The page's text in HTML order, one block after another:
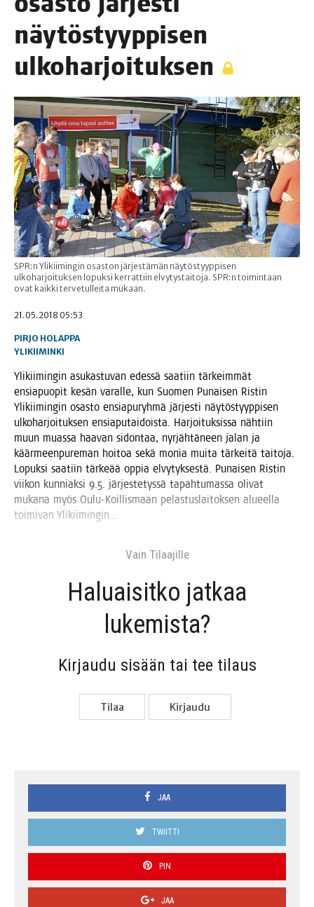
näy­tös­tyyp­pi­sen
ulkoharjoituksen
SPR:n Ylikiimingin osaston järjestämän näytöstyyppisen
ulkoharjoituksen lopuksi kerrattiin elvytystaitoja. SPR:n toimintaan
ovat kaikki tervetulleita mukaan.
21.05.2018 05:53
PIRJO HOLAPPA
YLIKIIMINKI
Yli­kii­min­gin asu­kas­tu­van edes­sä saa­tiin tär­keim­mät
ensia­puo­pit kesän varal­le, kun Suo­men Punai­sen Ris­tin
Yli­kii­min­gin osas­to ensia­pu­ryh­mä jär­jes­ti näy­tös­tyyp­pi­sen
ulko­har­joi­tuk­sen ensia­pu­tai­dois­ta. Har­joi­tuk­sis­sa näh­tiin
muun muas­sa haa­van sidon­taa, nyr­jäh­tä­neen jalan ja
käär­meen­pu­re­man hoi­toa sekä monia mui­ta tär­kei­tä tai­to­ja.
Lopuk­si saa­tiin tär­ke­ää oppia elvy­tyk­ses­tä. Punai­sen Ris­tin
vii­kon kun­niak­si 9.5. jär­jes­te­tys­sä tapah­tu­mas­sa oli­vat
muka­na myös Oulu-Koil­lis­maan pelas­tus­lai­tok­sen alu­eel­la
toi­mi­van Ylikiimingin…
Vain Tilaa­jil­le
Haluai­sit­ko jat­kaa
lukemista?
Kir­jau­du sisään tai tee tilaus
Tilaa Kir­jau­du
JAA
TWIITTI
PIN
JAA